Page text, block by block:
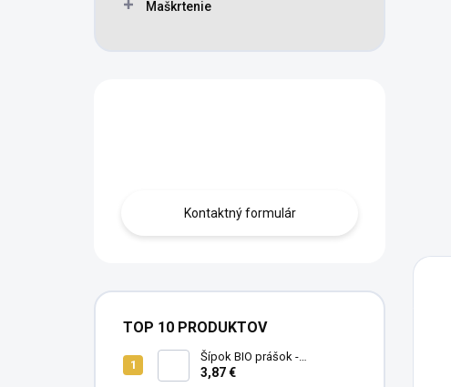
Maškrtenie
Kontaktný formulár
TOP 10 PRODUKTOV
Šípok BIO prášok -
MámeChuť
3,87 €